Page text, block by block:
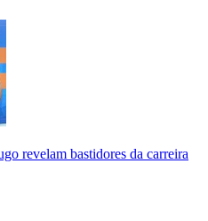
revelam bastidores da carreira